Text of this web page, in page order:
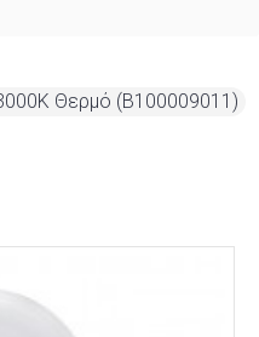
Θερμό (B100009011)